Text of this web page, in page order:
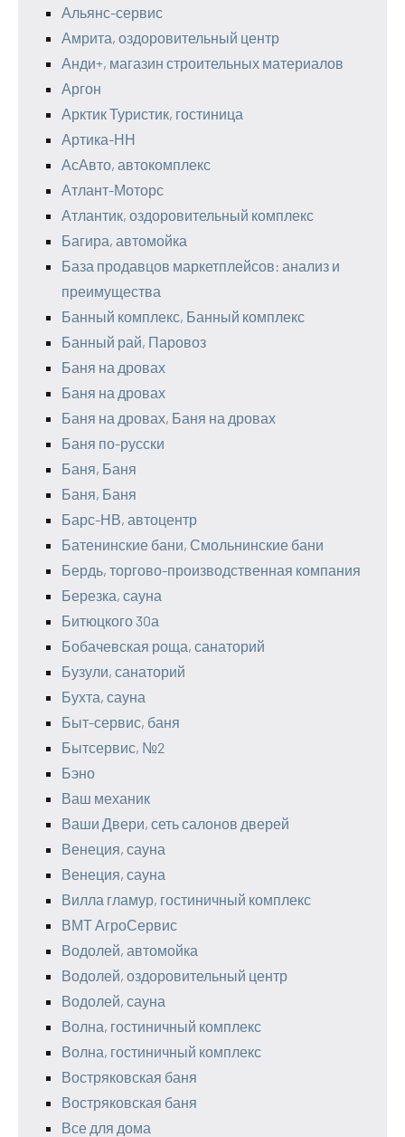
Альянс-сервис
Амрита, оздоровительный центр
Анди+, магазин строительных материалов
Аргон
Арктик Туристик, гостиница
Артика-НН
АсАвто, автокомплекс
Атлант-Моторс
Атлантик, оздоровительный комплекс
Багира, автомойка
База продавцов маркетплейсов: анализ и
преимущества
Банный комплекс, Банный комплекс
Банный рай, Паровоз
Баня на дровах
Баня на дровах
Баня на дровах, Баня на дровах
Баня по-русски
Баня, Баня
Баня, Баня
Барс-НВ, автоцентр
Батенинские бани, Смольнинские бани
Бердь, торгово-производственная компания
Березка, сауна
Битюцкого 30а
Бобачевская роща, санаторий
Бузули, санаторий
Бухта, сауна
Быт-сервис, баня
Бытсервис, №2
Бэно
Ваш механик
Ваши Двери, сеть салонов дверей
Венеция, сауна
Венеция, сауна
Вилла гламур, гостиничный комплекс
ВМТ АгроСервис
Водолей, автомойка
Водолей, оздоровительный центр
Водолей, сауна
Волна, гостиничный комплекс
Волна, гостиничный комплекс
Востряковская баня
Востряковская баня
Все для дома